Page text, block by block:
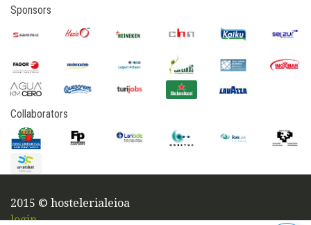
Sponsors
Collaborators
2015 © hostelerialeioa
login